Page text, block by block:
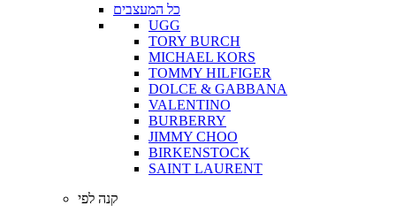
כל המעצבים
UGG
TORY BURCH
MICHAEL KORS
TOMMY HILFIGER
DOLCE & GABBANA
VALENTINO
BURBERRY
JIMMY CHOO
BIRKENSTOCK
SAINT LAURENT
קנה לפי